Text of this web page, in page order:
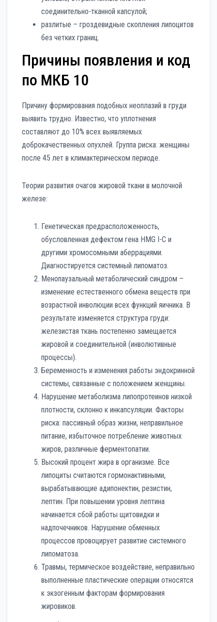
соединительно-тканной капсулой;
разлитые – гроздевидные скопления липоцитов
без четких границ.
Причины появления и код
по МКБ 10
Причину формирования подобных неоплазий в груди
выявить трудно. Известно, что уплотнения
составляют до 10% всех выявляемых
доброкачественных опухлей. Группа риска: женщины
после 45 лет в климактерическом периоде.
Теории развития очагов жировой ткани в молочной
железе:
Генетическая предрасположенность,
обусловленная дефектом гена HMG I-C и
другими хромосомными аберрациями.
Диагностируется системный липоматоз.
Менопаузальный метаболический синдром –
изменение естественного обмена веществ при
возрастной инволюции всех функций яичника. В
результате изменяется структура груди:
железистая ткань постепенно замещается
жировой и соединительной (инволютивные
процессы).
Беременность и изменения работы эндокринной
системы, связанные с положением женщины.
Нарушение метаболизма липопротеинов низкой
плотности, склонно к инкапсуляции. Факторы
риска: пассивный образ жизни, неправильное
питание, избыточное потребление животных
жиров, различные ферментопатии.
Высокий процент жира в организме. Все
липоциты считаются гормонактивными,
вырабатывающие адипонектин, резистин,
лептин. При повышении уровня лептина
начинается сбой работы щитовидки и
надпочечников. Нарушение обменных
процессов провоцирует развитие системного
липоматоза.
Травмы, термическое воздействие, неправильно
выполненные пластические операции относятся
к экзогенным факторам формирования
жировиков.